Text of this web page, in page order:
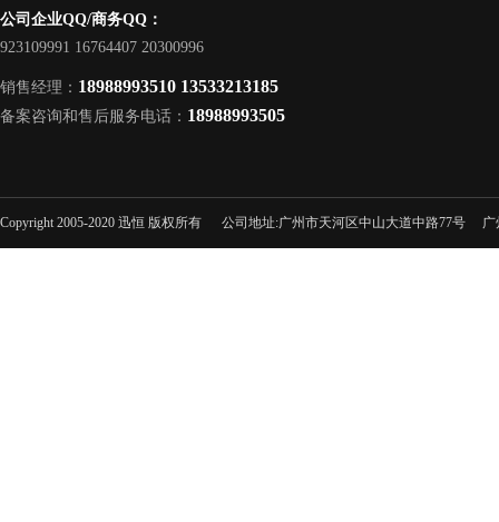
公司企业QQ/商务QQ：
923109991 16764407 20300996
销售经理： 18988993510 13533213185
备案咨询和售后服务电话： 18988993505
Copyright 2005-2020 迅恒 版权所有 公司地址:广州市天河区中山大道中路77号